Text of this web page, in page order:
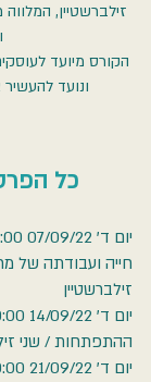
זילברשטיין,
הקורס מיועד
ונועד
כל
חייה ועבודתה של
זילברשטיין
ההתפתחות / שני